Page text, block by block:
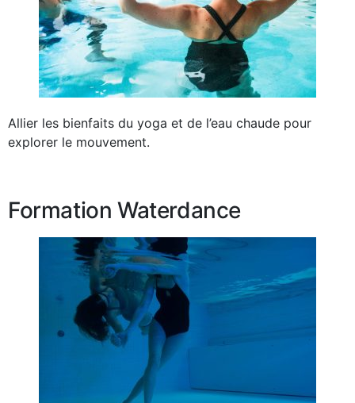
Allier les bienfaits du yoga et de l’eau chaude pour
explorer le mouvement.
Formation Waterdance